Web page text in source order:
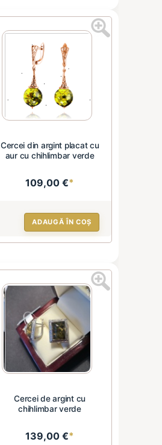
Cercei din argint placat cu
aur cu chihlimbar verde
109,00 €*
ADAUGĂ ÎN COȘ
Cercei de argint cu
chihlimbar verde
139,00 €*